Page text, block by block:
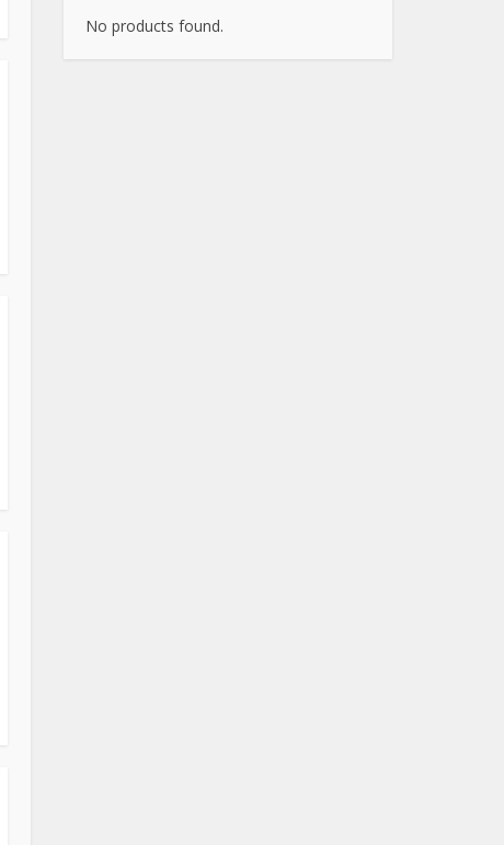
No products found.